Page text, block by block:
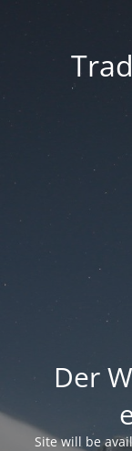
Der
Site will be